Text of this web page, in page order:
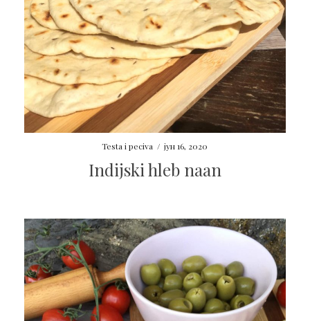
Testa i peciva / јун 16, 2020
Indijski hleb naan